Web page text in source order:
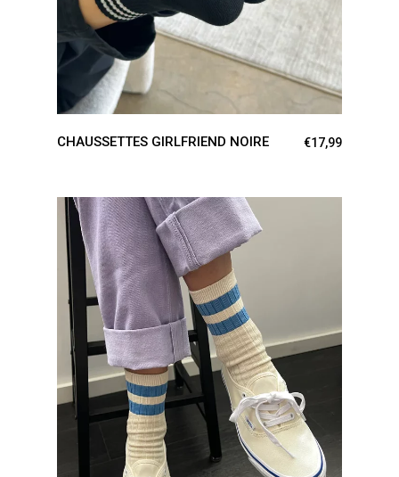
CHAUSSETTES GIRLFRIEND NOIRE €17,99
AJOUTER AU PANIER